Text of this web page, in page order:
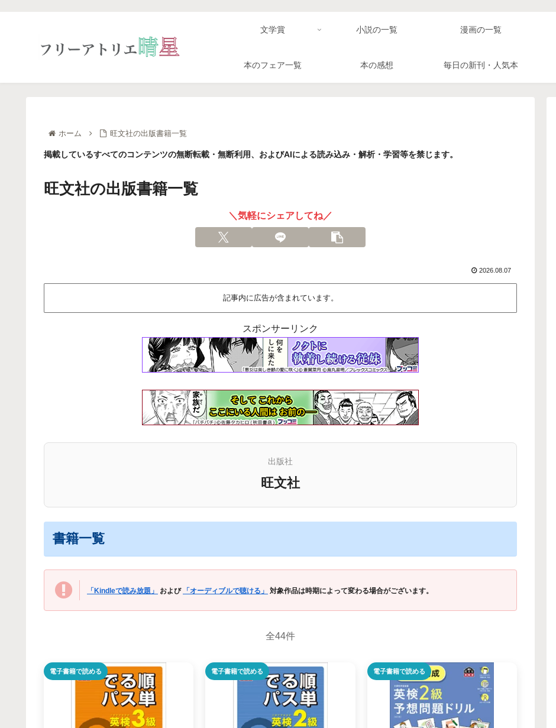
文学賞 小説の一覧 漫画の一覧
本のフェア一覧 本の感想 毎日の新刊・人気本
ホーム 旺文社の出版書籍一覧
掲載しているすべてのコンテンツの無断転載・無断利用、およびAIによる読み込み・解析・学習等を禁じます。
旺文社の出版書籍一覧
＼気軽にシェアしてね／
2026.08.07
記事内に広告が含まれています。
スポンサーリンク
出版社
旺文社
書籍一覧
「Kindleで読み放題」 および 「オーディブルで聴ける」 対象作品は時期によって変わる場合がございます。
全44件
電子書籍で読める 電子書籍で読める 電子書籍で読める